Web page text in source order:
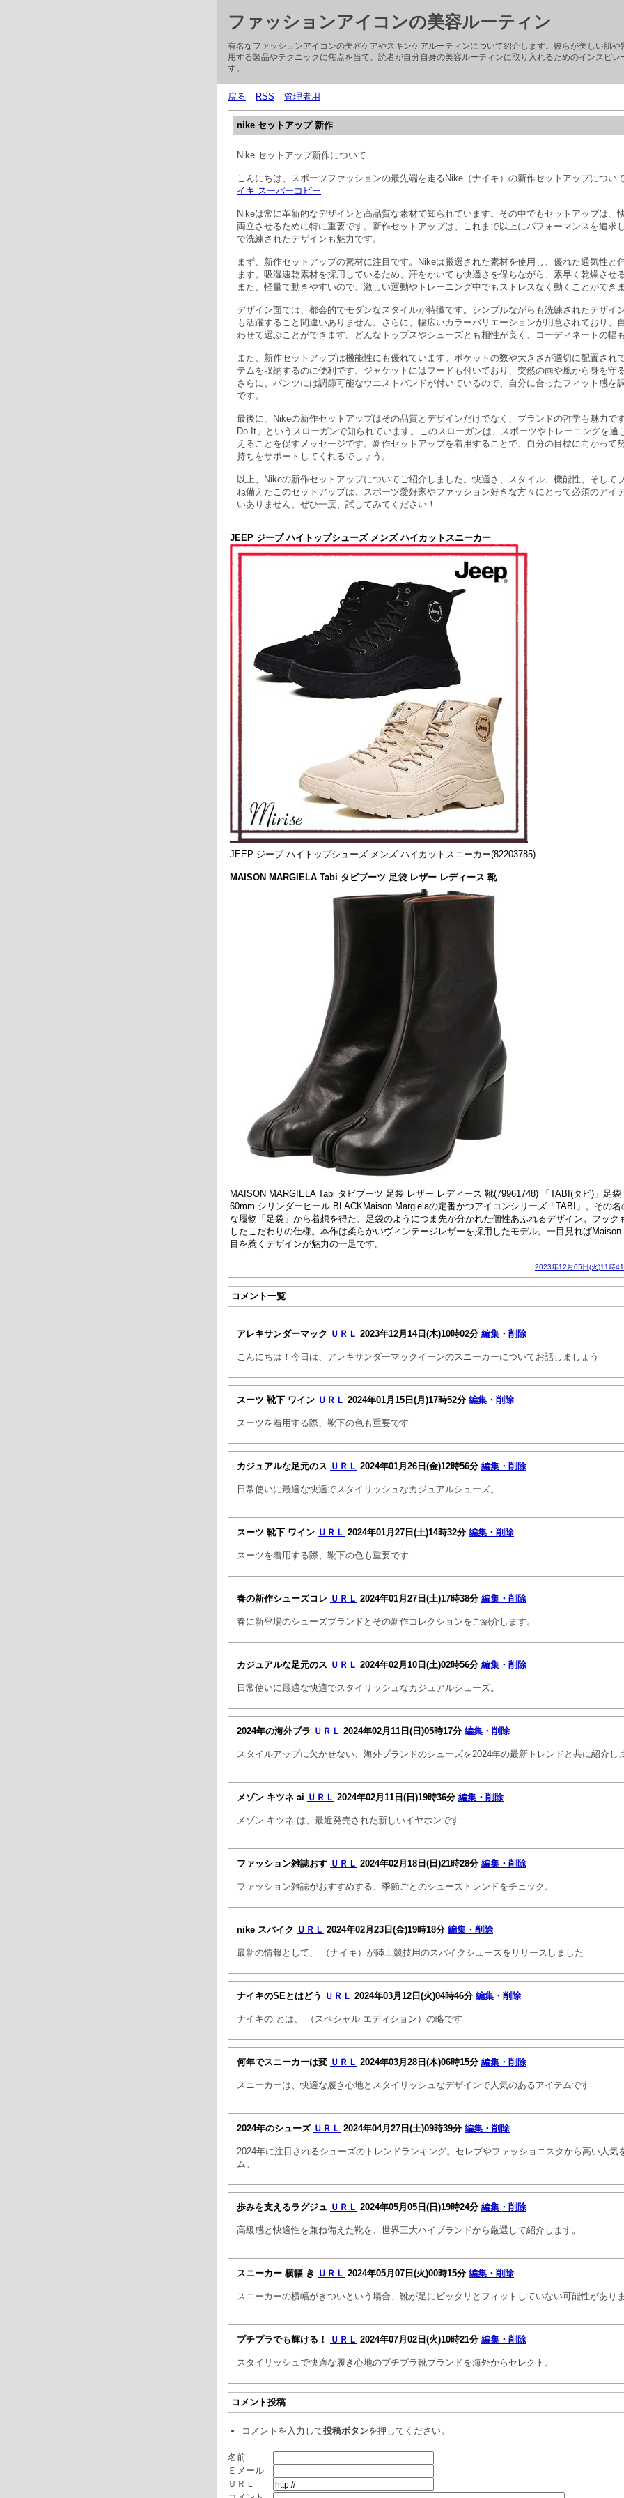
ファッションアイコンの美容ルーティン
有名なファッションアイコンの美容ケアやスキンケアルーティンについて紹介します。彼らが美しい肌や
用する製品やテクニックに焦点を当て、読者が自分自身の美容ルーティンに取り入れるためのインスピレ
す。
戻る RSS 管理者用
nike セットアップ 新作
Nike セットアップ新作について
こんにちは、スポーツファッションの最先端を走るNike（ナイキ）の新作セットアップについ
イキ スーパーコピー
Nikeは常に革新的なデザインと高品質な素材で知られています。その中でもセットアップは、
両立させるために特に重要です。新作セットアップは、これまで以上にパフォーマンスを追求
で洗練されたデザインも魅力です。
まず、新作セットアップの素材に注目です。Nikeは厳選された素材を使用し、優れた通気性と
ます。吸湿速乾素材を採用しているため、汗をかいても快適さを保ちながら、素早く乾燥させ
また、軽量で動きやすいので、激しい運動やトレーニング中でもストレスなく動くことができ
デザイン面では、都会的でモダンなスタイルが特徴です。シンプルながらも洗練されたデザイ
も活躍すること間違いありません。さらに、幅広いカラーバリエーションが用意されており、
わせて選ぶことができます。どんなトップスやシューズとも相性が良く、コーディネートの幅
また、新作セットアップは機能性にも優れています。ポケットの数や大きさが適切に配置され
テムを収納するのに便利です。ジャケットにはフードも付いており、突然の雨や風から身を守
さらに、パンツには調節可能なウエストバンドが付いているので、自分に合ったフィット感を
です。
最後に、Nikeの新作セットアップはその品質とデザインだけでなく、ブランドの哲学も魅力で
Do It」というスローガンで知られています。このスローガンは、スポーツやトレーニングを通
えることを促すメッセージです。新作セットアップを着用することで、自分の目標に向かって
持ちをサポートしてくれるでしょう。
以上、Nikeの新作セットアップについてご紹介しました。快適さ、スタイル、機能性、そして
ね備えたこのセットアップは、スポーツ愛好家やファッション好きな方々にとって必須のアイ
いありません。ぜひ一度、試してみてください！
JEEP ジープ ハイトップシューズ メンズ ハイカットスニーカー
JEEP ジープ ハイトップシューズ メンズ ハイカットスニーカー(82203785)
MAISON MARGIELA Tabi タビブーツ 足袋 レザー レディース 靴
MAISON MARGIELA Tabi タビブーツ 足袋 レザー レディース 靴(79961748) 「TABI(タビ)」足
60mm シリンダーヒール BLACKMaison Margielaの定番かつアイコンシリーズ「TABI」。その
な履物「足袋」から着想を得た、足袋のようにつま先が分かれた個性あふれるデザイン。フック
したこだわりの仕様。本作は柔らかいヴィンテージレザーを採用したモデル。一目見れば
目を惹くデザインが魅力の一足です。
2023年12月05日(火)11時
コメント一覧
アレキサンダーマック ＵＲＬ 2023年12月14日(木)10時02分 編集・削除
こんにちは！今日は、アレキサンダーマックイーンのスニーカーについてお話しましょう
スーツ 靴下 ワイン ＵＲＬ 2024年01月15日(月)17時52分 編集・削除
スーツを着用する際、靴下の色も重要です
カジュアルな足元のス ＵＲＬ 2024年01月26日(金)12時56分 編集・削除
日常使いに最適な快適でスタイリッシュなカジュアルシューズ。
スーツ 靴下 ワイン ＵＲＬ 2024年01月27日(土)14時32分 編集・削除
スーツを着用する際、靴下の色も重要です
春の新作シューズコレ ＵＲＬ 2024年01月27日(土)17時38分 編集・削除
春に新登場のシューズブランドとその新作コレクションをご紹介します。
カジュアルな足元のス ＵＲＬ 2024年02月10日(土)02時56分 編集・削除
日常使いに最適な快適でスタイリッシュなカジュアルシューズ。
2024年の海外ブラ ＵＲＬ 2024年02月11日(日)05時17分 編集・削除
スタイルアップに欠かせない、海外ブランドのシューズを2024年の最新トレンドと共に紹介し
メゾン キツネ ai ＵＲＬ 2024年02月11日(日)19時36分 編集・削除
メゾン キツネ は、最近発売された新しいイヤホンです
ファッション雑誌おす ＵＲＬ 2024年02月18日(日)21時28分 編集・削除
ファッション雑誌がおすすめする、季節ごとのシューズトレンドをチェック。
nike スパイク ＵＲＬ 2024年02月23日(金)19時18分 編集・削除
最新の情報として、 （ナイキ）が陸上競技用のスパイクシューズをリリースしました
ナイキのSEとはどう ＵＲＬ 2024年03月12日(火)04時46分 編集・削除
ナイキの とは、 （スペシャル エディション）の略です
何年でスニーカーは変 ＵＲＬ 2024年03月28日(木)06時15分 編集・削除
スニーカーは、快適な履き心地とスタイリッシュなデザインで人気のあるアイテムです
2024年のシューズ ＵＲＬ 2024年04月27日(土)09時39分 編集・削除
2024年に注目されるシューズのトレンドランキング。セレブやファッショニスタから高い人気
ム。
歩みを支えるラグジュ ＵＲＬ 2024年05月05日(日)19時24分 編集・削除
高級感と快適性を兼ね備えた靴を、世界三大ハイブランドから厳選して紹介します。
スニーカー 横幅 き ＵＲＬ 2024年05月07日(火)00時15分 編集・削除
スニーカーの横幅がきついという場合、靴が足にピッタリとフィットしていない可能性があり
プチプラでも輝ける！ ＵＲＬ 2024年07月02日(火)10時21分 編集・削除
スタイリッシュで快適な履き心地のプチプラ靴ブランドを海外からセレクト。
コメント投稿
コメントを入力して投稿ボタンを押してください。
名前
Ｅメール
ＵＲＬ